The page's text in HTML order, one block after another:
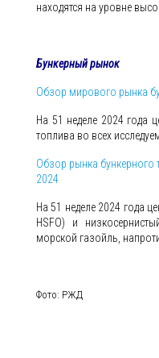
находятся на уровне
Бункерный рынок
Обзор мирового рынка
На 51 неделе 2024 года
топлива во всех
Обзор рынка бункерного
2024
На 51 неделе 2024 года
HSFO) и
морской газойль,
Фото: РЖД